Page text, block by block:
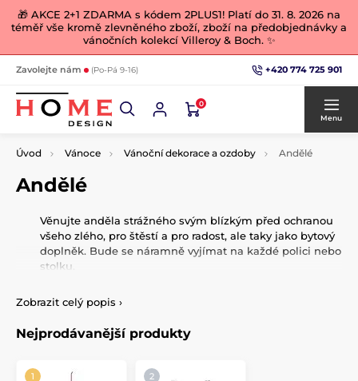
🎁 AKCE 2+1 ZDARMA s kódem 2PLUS1! Platí do 31. 8. 2026 na
téměř vše kromě zlevněného zboží, zboží na předobjednávky a
vánočních kolekcí Villeroy & Boch. ✨
Zavolejte nám (Po-Pá 9-16) +420 774 725 901
0
Menu
Úvod Vánoce Vánoční dekorace a ozdoby Andělé
Andělé
Věnujte anděla strážného svým blízkým před ochranou
všeho zlého, pro štěstí a pro radost, ale taky jako bytový
doplněk. Bude se náramně vyjímat na každé polici nebo
stolku.
Zobrazit celý popis ›
Nejprodávanější produkty